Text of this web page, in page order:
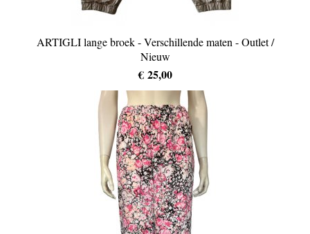
ARTIGLI lange broek - Verschillende maten - Outlet /
Nieuw
€ 25,00